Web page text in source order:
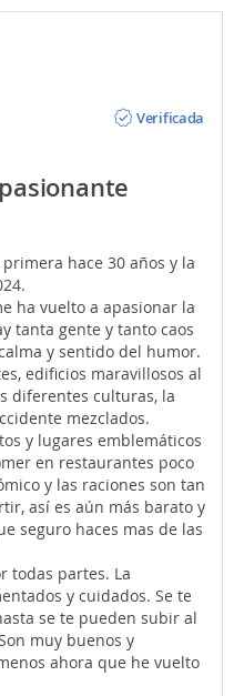
Verificada
hace 30 años y la
ha vuelto a apasionar la
tanta gente y tanto caos
y sentido del humor.
edificios maravillosos al
diferentes culturas, la
mezclados.
y lugares emblemáticos
en restaurantes poco
y las raciones son tan
así es aún más barato y
seguro haces mas de las
todas partes. La
y cuidados. Se te
se te pueden subir al
muy buenos y
ahora que he vuelto